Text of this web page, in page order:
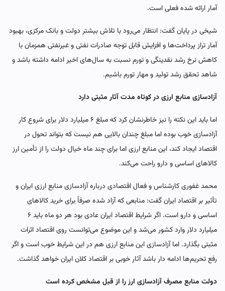
آمار ارائه شده فعلی است.
شیخی در پایان گفت: انتظار می‌رود با تلاش بیشتر دولت و بانک مرکزی، بهبود
آمار تراز پرداخت‌ها و افزایش قابل توجه صادرات نفتی و غیرنفتی همزمان با
کاهش نرخ رشد نقدینگی و تورم نسبت به سال‌های اخیر ادامه داشته باشد و
شاهد تحقق رشد تولید و مهار تورم باشیم.
آزادسازی منابع ارزی در کوتاه مدت آثار مثبتی دارد
اما باید این نکته را نیز خاطرنشان کرد که مبلغ ۶ میلیارد دلار برای شروع کار
آزادسازی خوب بوده اما مبلغ چندان بالایی هم نیست که بتواند تحول در
اقتصاد ایجاد کند، این منابع ارزی اما برای چند ماه خیال دولت را از تأمین ارز
کالاهای اساسی و دارو راحت می‌کند.
محمد غفوری کارشناس و فعال اقتصادی درباره آزادسازی منابع ارزی ایران و
تأثیر بر اقتصاد ایران گفت: منابعی که آزاد شده صرفاً برای خرید کالاهای
اساسی و دارو است. اگر شرایط اقتصاد ایران عادی بود هر دو ماه باید ۶
میلیارد دلار وارد کشور می‌شد و این موضوع می‌توانست روی اقتصاد اثرات
مثبتی بگذارد. اما آزادسازی این منابع ارزی هم در این شرایط خوب است و اگر
رفع تحریم‌ها ادامه دار باشد آثار خوبی بر اقتصاد کلان ایران خواهد گذاشت.
دولت منابع مصرف آزادسازی ارز را از قبل مشخص کرده است